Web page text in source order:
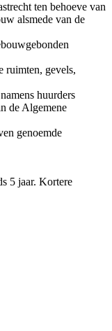
ten behoeve van
alsmede van de
ruimten, gevels,
huurders
de Algemene
genoemde
5 jaar. Kortere